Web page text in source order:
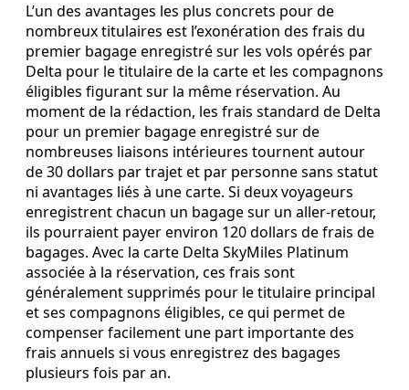
L’un des avantages les plus concrets pour de
nombreux titulaires est l’exonération des frais du
premier bagage enregistré sur les vols opérés par
Delta pour le titulaire de la carte et les compagnons
éligibles figurant sur la même réservation. Au
moment de la rédaction, les frais standard de Delta
pour un premier bagage enregistré sur de
nombreuses liaisons intérieures tournent autour
de 30 dollars par trajet et par personne sans statut
ni avantages liés à une carte. Si deux voyageurs
enregistrent chacun un bagage sur un aller‑retour,
ils pourraient payer environ 120 dollars de frais de
bagages. Avec la carte Delta SkyMiles Platinum
associée à la réservation, ces frais sont
généralement supprimés pour le titulaire principal
et ses compagnons éligibles, ce qui permet de
compenser facilement une part importante des
frais annuels si vous enregistrez des bagages
plusieurs fois par an.